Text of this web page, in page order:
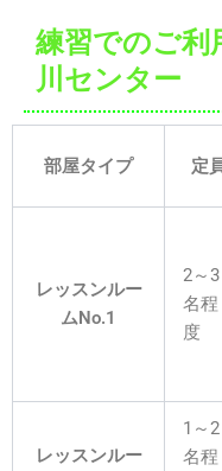
練習でのご利
川センター
部屋タイプ 定
レッスンルー
ムNo.1
2～3
名程
度
レッスンルー
1～2
名程